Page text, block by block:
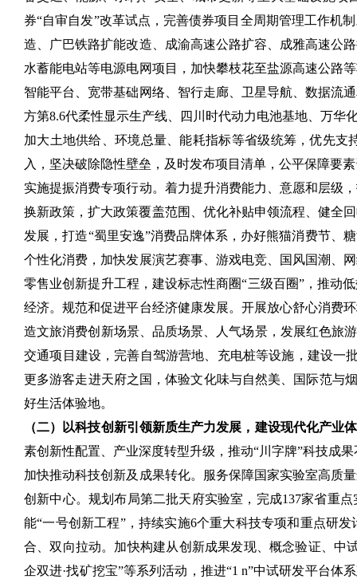
券“自审自发”改革试点，完善债券项目全周期管理工作机
造、广巴铁路扩能改造、成渝高速公路扩容、成雅高速公
水蓄能电站等电源电网项目，加快攀枝花至盐源高速公路
智能平台、宽带基础网络、智行走廊、卫星导航、数据流
方第8.6代柔性显示生产线、四川时代动力电池基地、万华
加大土地供给、环境总量、能耗指标等省级统筹，优先
入，坚决破除隐性壁垒，及时发布项目清单，公平保障要
实施提振消费专项行动。着力提升消费能力、意愿和层级
换新政策，扩大政策覆盖范围、优化补贴申领流程、健全
发展，打造“蜀里安逸”消费品牌体系，办好熊猫消费节、
个性化消费，加快发展演艺赛事、游戏电竞、国风国潮、
零售业创新提升工程，建设标志性商圈“三级百圈”，推动
经济。规范和促进平台经济健康发展。开展放心舒心消费
造文旅消费创新场景、品质场景、人气场景，发展红色旅
交通项目建设，完善自驾游营地、充电桩等设施，建设一
更多游客走进天府之国，体验文化味与自然美、国际范与
好生活体验地。
（二）以科技创新引领新质生产力发展，建设现代化产业
素创新性配置、产业深度转型升级，推动“川字牌”科技成
加快推动科技创新及成果转化。服务保障国家实验室高质
创新中心。规划布局第二批天府实验室，完成137家省重
能“一号创新工程”，持续实施6个重大科技专项和重点研
合、双向拉动。加快构建从创新成果发现、概念验证、中
企双进·找矿挖宝”等系列活动，推进“1 n”中试研发平台